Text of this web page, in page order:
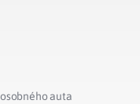
auta